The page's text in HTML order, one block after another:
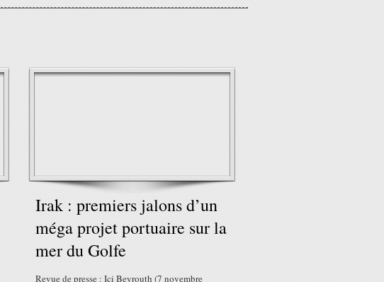
Irak : premiers jalons d’un
méga projet portuaire sur la
mer du Golfe
Revue de presse : Ici Beyrouth (7 novembre